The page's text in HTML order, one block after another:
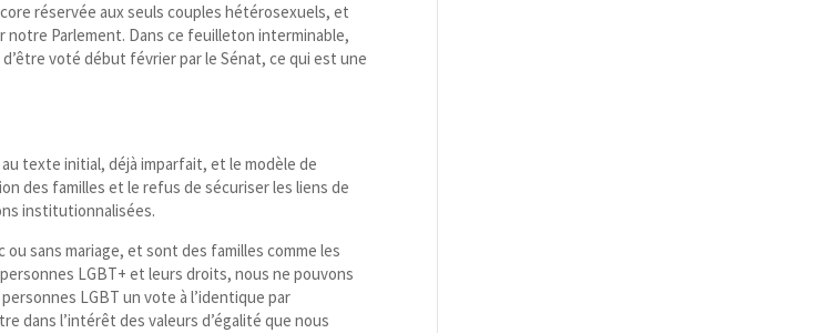
réservée aux seuls couples hétérosexuels, et
notre Parlement. Dans ce feuilleton interminable,
voté début février par le Sénat, ce qui est une
texte initial, déjà imparfait, et le modèle de
des familles et le refus de sécuriser les liens de
institutionnalisées.
sans mariage, et sont des familles comme les
LGBT+ et leurs droits, nous ne pouvons
LGBT un vote à l’identique par
dans l’intérêt des valeurs d’égalité que nous